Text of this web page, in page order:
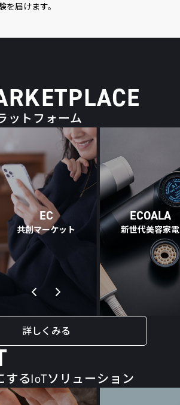
を届けます。
ットフォーム
EC
共創マーケット
ECOALA
新世代美容家電
詳しくみる
するIoTソリューション